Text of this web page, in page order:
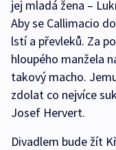
jej mladá žena –
Aby se Callimacio
lstí a převleků. Za
hloupého manžela
takový macho.
zdolat co nejvíce
Josef Hervert.
Divadlem bude žít